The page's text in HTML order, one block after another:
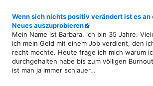
Wenn sich nichts positiv verändert ist es an
Neues auszuprobieren
Mein Name ist Barbara, ich bin 35 Jahre.
ich mein Geld mit einem Job verdient, den
recht mochte. Heute frage ich mich warum
durchgehalten habe bis zum völligen
ist man ja immer schlauer…